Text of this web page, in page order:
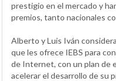
prestigio en el mercado y
premios, tanto nacionales
Alberto y Luis Iván
que les ofrece IEBS para
de Internet, con un plan de
acelerar el desarrollo de su